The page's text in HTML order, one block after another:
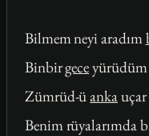
Bilmem neyi aradım
Binbirgeceyürüdüm
Zümrüd-üankauçar
Benim rüyalarımda